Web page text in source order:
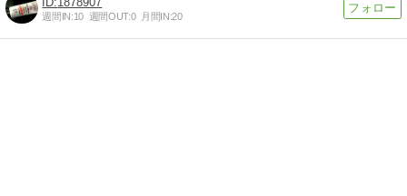
週間IN:10 週間OUT:0 月間IN:20